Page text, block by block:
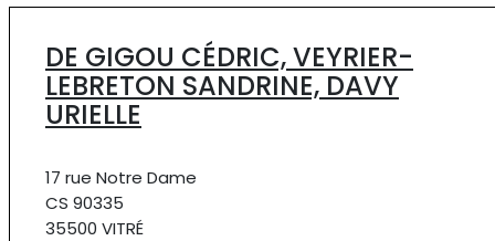
DE GIGOU CÉDRIC, VEYRIER-
LEBRETON SANDRINE, DAVY
URIELLE
17 rue Notre Dame
CS 90335
35500 VITRÉ